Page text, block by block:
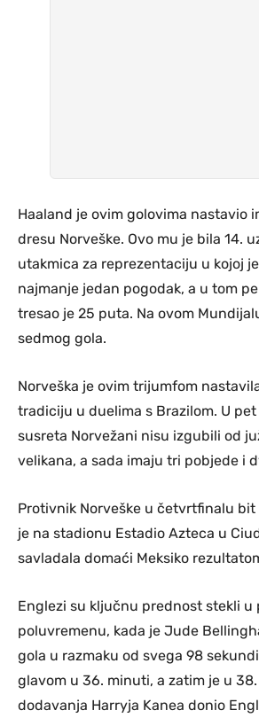
Haaland je ovim golovima nastavio
dresu Norveške. Ovo mu je bila 14.
utakmica za reprezentaciju u kojoj
najmanje jedan pogodak, a u tom
tresao je 25 puta. Na ovom
sedmog gola.
Norveška je ovim trijumfom
tradiciju u duelima s Brazilom. U
susreta Norvežani nisu izgubili od
velikana, a sada imaju tri pobjede i
Protivnik Norveške u četvrtfinalu bit
je na stadionu Estadio Azteca u
savladala domaći Meksiko
Englezi su ključnu prednost stekli u
poluvremenu, kada je Jude
gola u razmaku od svega 98
glavom u 36. minuti, a zatim je u
dodavanja Harryja Kanea donio